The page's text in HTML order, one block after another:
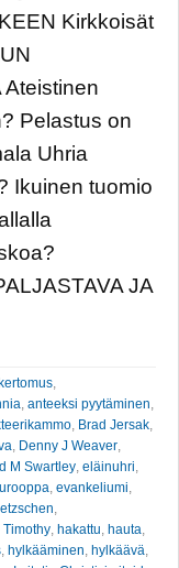
Kirkkoisät
Ateistinen
Pelastus on
Uhria
Ikuinen tuomio
JA
,
, anteeksi pyytäminen,
, Brad Jersak,
, Denny J Weaver,
M Swartley, eläinuhri,
, evankeliumi,
,
, hakattu, hauta,
, hylkääminen, hylkäävä,